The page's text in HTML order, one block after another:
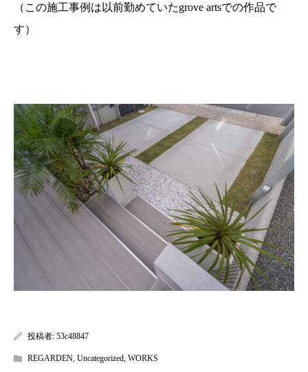
（この施工事例は以前勤めていたgrove artsでの作品で
す）
投稿者: 53c48847
REGARDEN, Uncategorized, WORKS